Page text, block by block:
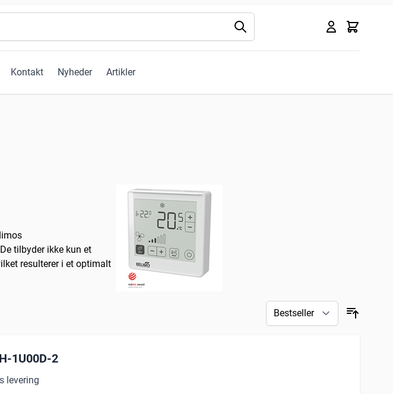
Kontakt Nyheder Artikler
Kurv
tilbyder ikke kun et
resulterer i et optimalt
1U00D-2
levering